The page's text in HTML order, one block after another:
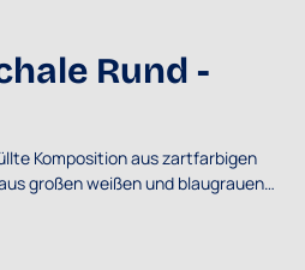
Rund -
Komposition aus zartfarbigen
großen weißen und blaugrauen
und hellblauen Details